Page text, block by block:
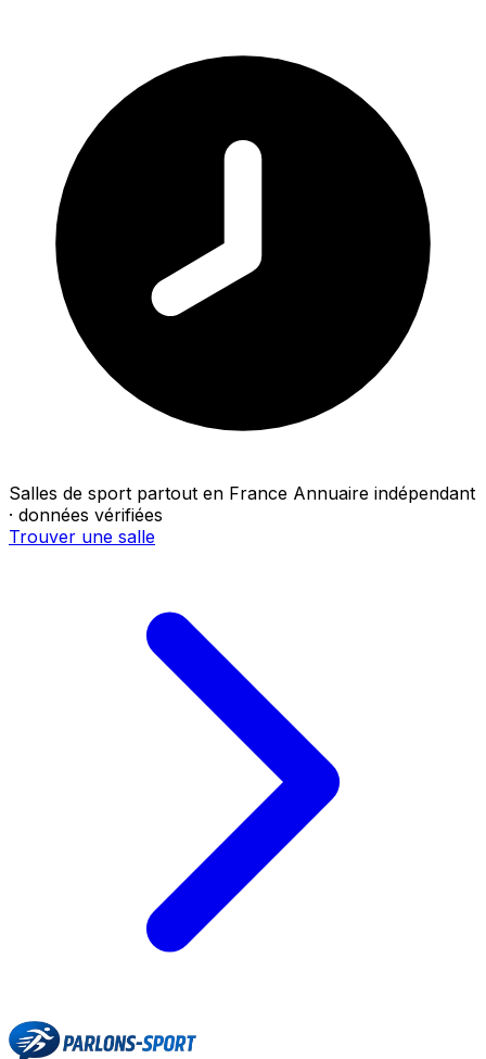
Salles de sport partout en France Annuaire indépendant
· données vérifiées
Trouver une salle